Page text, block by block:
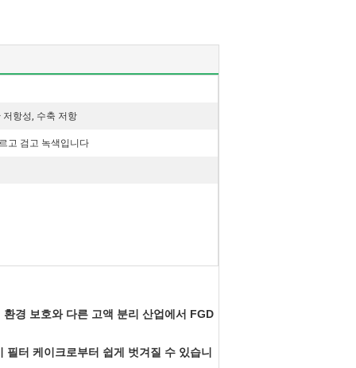
저항성, 수축 저항
고 검고 녹색입니다
경 보호와 다른 고액 분리 산업에서 FGD
터 케이크로부터 쉽게 벗겨질 수 있습니